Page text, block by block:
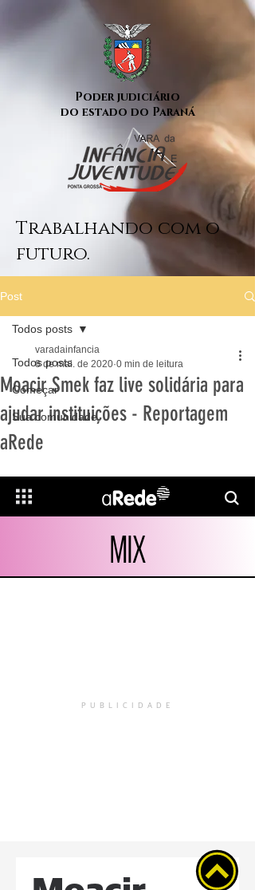
Poder judiciário
do estado do Paraná
Trabalhando com o
futuro.
Post
Todos posts
Começar
Sua comunidade
Todos posts
Moacir Smek faz live solidária para
ajudar instituições - Reportagem
aRede
varadainfancia
8 de mai. de 2020 0 min de leitura